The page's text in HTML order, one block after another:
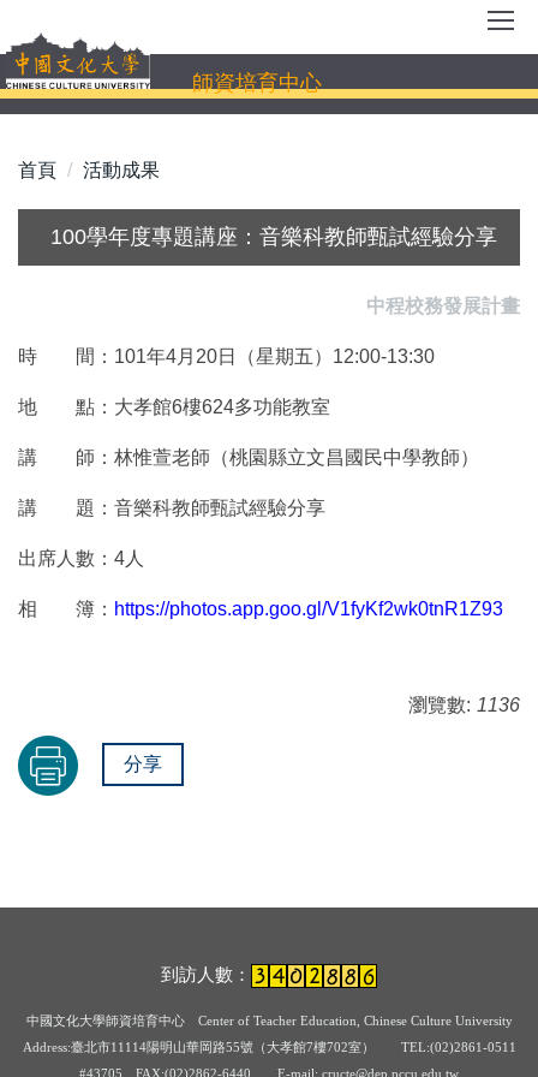
到
主
要
容
師資培育中心
首頁 活動成果
100學年度專題講座：音樂科教師甄試經驗分享
中程校務發展計畫
時 間：101年4月20日（星期五）12:00-13:30
地 點：大孝館6樓624多功能教室
講 師：林惟萱老師（桃園縣立文昌國民中學教師）
講 題：音樂科教師甄試經驗分享
出席人數：4人
相 簿： https://photos.app.goo.gl/V1fyKf2wk0tnR1Z93
瀏覽數: 1136
分享
到訪人數：
中國文化大學師資培育中心 Center of Teacher Education, Chinese Culture University
Address:臺北市11114陽明山華岡路55號（大孝館7樓702室） TEL:(02)2861-0511
#43705 FAX:(02)2862-6440 E-mail: cructe@dep.pccu.edu.tw